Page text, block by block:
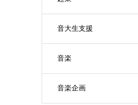
音大生支援
音楽
音楽企画